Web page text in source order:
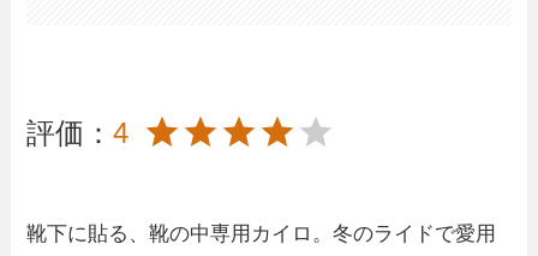
評価：4
靴下に貼る、靴の中専用カイロ。冬のライドで愛用